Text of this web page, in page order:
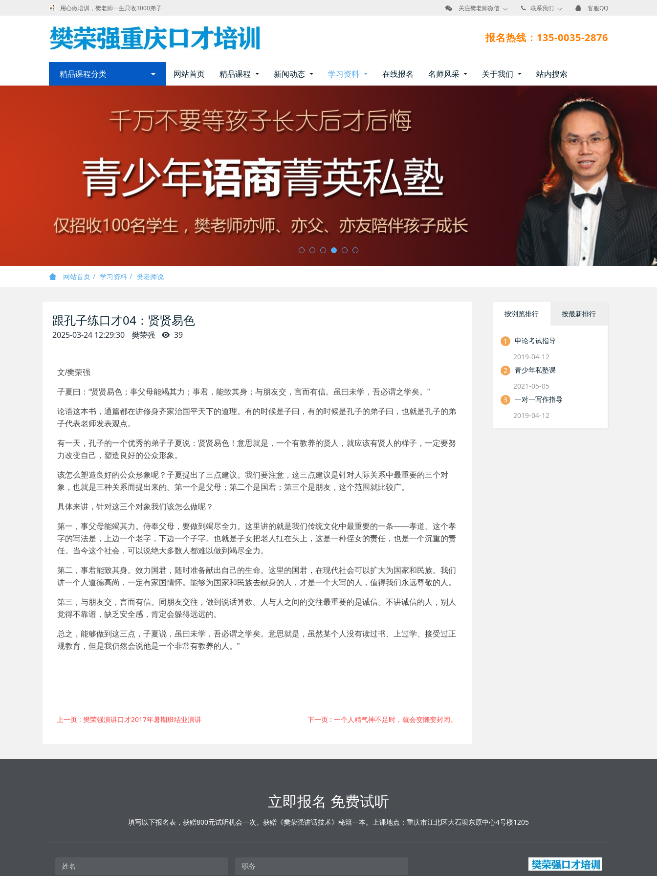
用心做培训，樊老师一生只收3000弟子 关注樊老师微信 联系我们 客服QQ
报名热线：135-0035-2876
精品课程分类 网站首页 精品课程 新闻动态 学习资料 在线报名 名师风采 关于我们 站内搜索
网站首页 学习资料 樊老师说
跟孔子练口才04：贤贤易色
2025-03-24 12:29:30 樊荣强 39
文/樊荣强
子夏曰：“贤贤易色；事父母能竭其力；事君，能致其身；与朋友交，言而有信。虽曰未学，吾必谓之学矣。”
论语这本书，通篇都在讲修身齐家治国平天下的道理。有的时候是子曰，有的时候是孔子的弟子曰，也就是孔子的弟
子代表老师发表观点。
有一天，孔子的一个优秀的弟子子夏说：贤贤易色！意思就是，一个有教养的贤人，就应该有贤人的样子，一定要努
力改变自己，塑造良好的公众形象。
该怎么塑造良好的公众形象呢？子夏提出了三点建议。我们要注意，这三点建议是针对人际关系中最重要的三个对
象，也就是三种关系而提出来的。第一个是父母；第二个是国君；第三个是朋友，这个范围就比较广。
具体来讲，针对这三个对象我们该怎么做呢？
第一，事父母能竭其力。侍奉父母，要做到竭尽全力。这里讲的就是我们传统文化中最重要的一条——孝道。这个孝
字的写法是，上边一个老字，下边一个子字。也就是子女把老人扛在头上，这是一种侄女的责任，也是一个沉重的责
任。当今这个社会，可以说绝大多数人都难以做到竭尽全力。
第二，事君能致其身。效力国君，随时准备献出自己的生命。这里的国君，在现代社会可以扩大为国家和民族。我们
讲一个人道德高尚，一定有家国情怀。能够为国家和民族去献身的人，才是一个大写的人，值得我们永远尊敬的人。
第三，与朋友交，言而有信。同朋友交往，做到说话算数。人与人之间的交往最重要的是诚信。不讲诚信的人，别人
觉得不靠谱，缺乏安全感，肯定会躲得远远的。
总之，能够做到这三点，子夏说，虽曰未学，吾必谓之学矣。意思就是，虽然某个人没有读过书、上过学、接受过正
规教育，但是我仍然会说他是一个非常有教养的人。”
上一页 : 樊荣强演讲口才2017年暑期班结业演讲 下一页 : 一个人精气神不足时，就会变懒变封闭。
按浏览排行 按最新排行
1
申论考试指导
2019-04-12
2
青少年私塾课
2021-05-05
3
一对一写作指导
2019-04-12
立即报名 免费试听
填写以下报名表，获赠800元试听机会一次。获赠《樊荣强讲话技术》秘籍一本。上课地点：重庆市江北区大石坝东原中心4号楼1205